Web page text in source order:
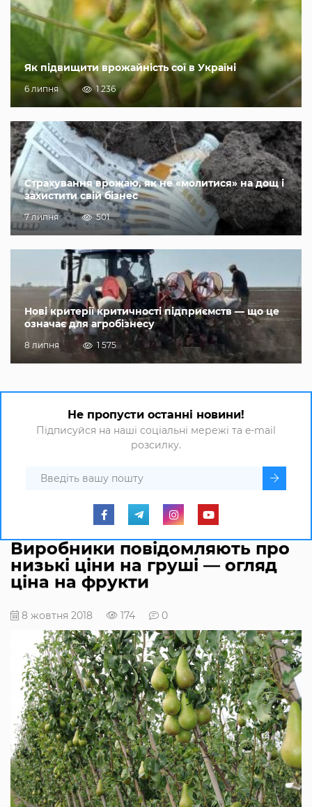
Як підвищити врожайність сої в Україні
6 липня 1 236
Страхування врожаю, як не «молитися» на дощ і
захистити свій бізнес
7 липня 501
Нові критерії критичності підприємств — що це
означає для агробізнесу
8 липня 1 575
Не пропусти останні новини!
Підписуйся на наші соціальні мережі та e-mail
розсилку.
Виробники повідомляють про
низькі ціни на груші — огляд
ціна на фрукти
8 жовтня 2018 174 0